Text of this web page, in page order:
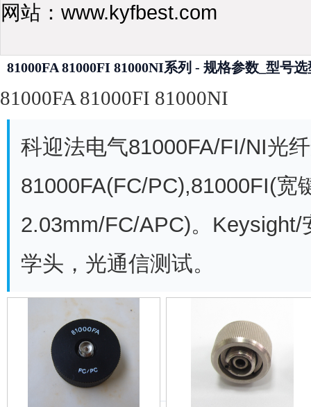
网站：www.kyfbest.com
81000FA 81000FI 81000NI系列 - 规格参数_型号
81000FA 81000FI 81000NI
科迎法电气81000FA/FI/NI光
81000FA(FC/PC),81000FI(宽
2.03mm/FC/APC)。
学头，光通信测试。